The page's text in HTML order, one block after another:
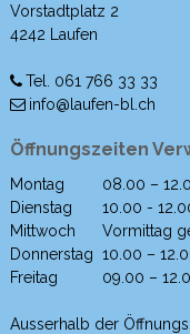
Vorstadtplatz 2
4242 Laufen
Tel. 061 766 33 33
info@laufen-bl.ch
Öffnungszeiten
Wochentag
Montag 08.00 –
Dienstag
10.00 -
Mittwoch
Vormittag
Donnerstag 10.00 –
Freitag
09.00 –
Ausserhalb der